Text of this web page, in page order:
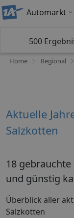
Automarkt
500
Home Regional
Aktuelle
Salzkotten
18
und günstig
Überblick aller
Salzkotten